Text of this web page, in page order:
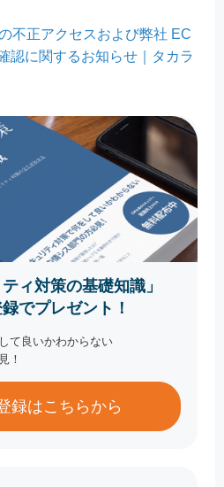
不正アクセスおよび弊社 EC
認に関するお知らせ｜タカラ
ィ対策の基礎知識」
でプレゼント！
て良いかわからない
！
録はこちらから